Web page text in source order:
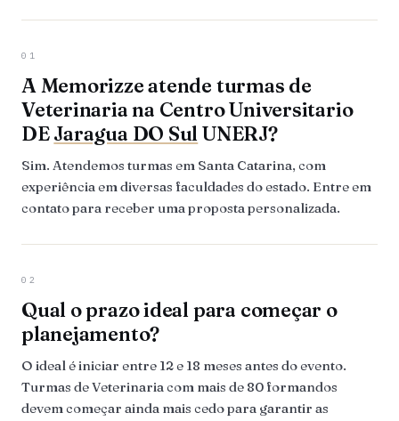
01
A Memorizze atende turmas de
Veterinaria na Centro Universitario
DEJaragua DO SulUNERJ?
Sim. Atendemos turmas em Santa Catarina, com
experiência em diversas faculdades do estado. Entre em
contato para receber uma proposta personalizada.
02
Qual o prazo ideal para começar o
planejamento?
O ideal é iniciar entre 12 e 18 meses antes do evento.
Turmas de Veterinaria com mais de 80 formandos
devem começar ainda mais cedo para garantir as